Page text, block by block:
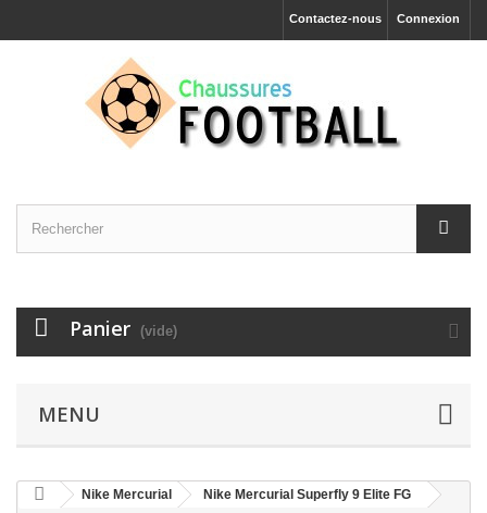
Connexion
Contactez-nous
Panier (vide)
MENU
Nike Mercurial
Nike Mercurial Superfly 9 Elite FG